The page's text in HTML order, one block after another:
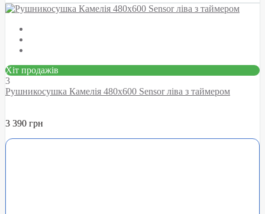
Хіт продажів
3
Рушникосушка Камелія 480х600 Sensor ліва з таймером
3 390 грн